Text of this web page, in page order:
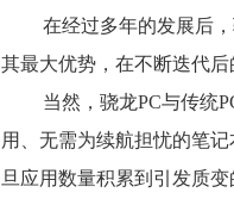
在经过多年的发展后
其最大优势，在不断迭代
当然，骁龙PC与传统
用、无需为续航担忧的笔
旦应用数量积累到引发质